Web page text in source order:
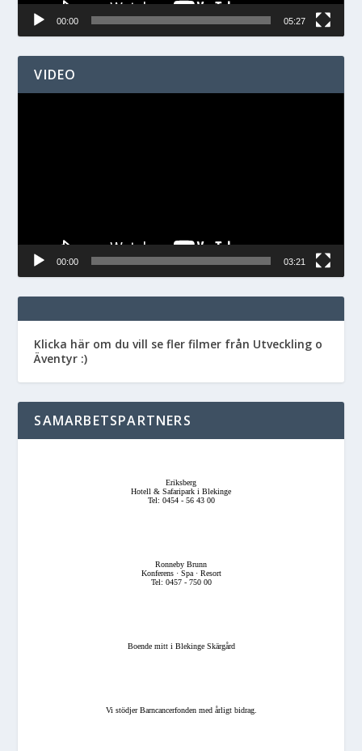
00:00 05:27
VIDEO
00:00 03:21
Klicka här om du vill se fler filmer från Utveckling o
Äventyr :)
SAMARBETSPARTNERS
Eriksberg
Hotell & Safaripark i Blekinge
Tel: 0454 - 56 43 00
Ronneby Brunn
Konferens · Spa · Resort
Tel: 0457 - 750 00
Boende mitt i Blekinge Skärgård
Vi stödjer Barncancerfonden med årligt bidrag.